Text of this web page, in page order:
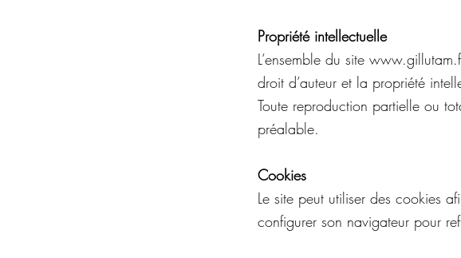
Propriété intellectuelle
L’ensemble du site
droit d’auteur et la propriété
Toute reproduction partielle ou
préalable.
Cookies
Le site peut utiliser des cookies
configurer son navigateur pour